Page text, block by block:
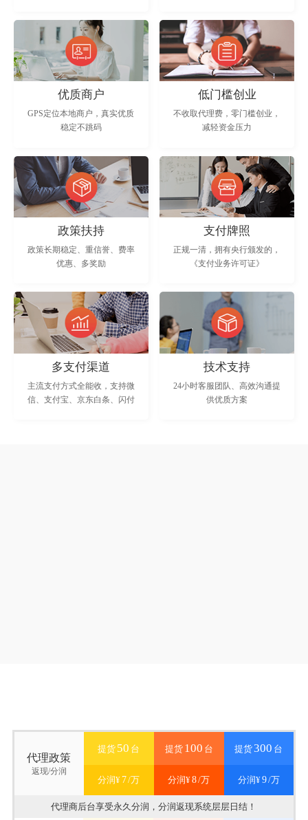
优质商户
GPS定位本地商户，真实优质
稳定不跳码
低门槛创业
不收取代理费，零门槛创业，
减轻资金压力
政策扶持
政策长期稳定、重信誉、费率
优惠、多奖励
支付牌照
正规一清，拥有央行颁发的，
《支付业务许可证》
多支付渠道
主流支付方式全能收，支持微
信、支付宝、京东白条、闪付
技术支持
24小时客服团队、高效沟通提
供优质方案
代理政策
返现/分润
提货 50 台 提货 100 台 提货300 台
分润¥ 7/万 分润¥8/万 分润¥9/万
代理商后台享受永久分润，分润返现系统层层日结！